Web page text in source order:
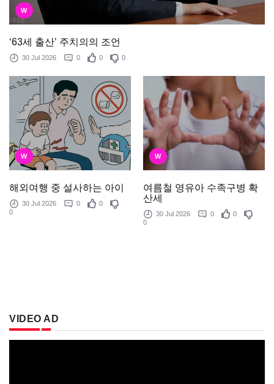
W
‘63세 출산’ 주치의의 조언
30 Jul 2026 0 0 0
W
해외여행 중 설사하는 아이
30 Jul 2026 0
0
0
W
여름철 영유아 수족구병 확
산세
30 Jul 2026 0
0
0
VIDEO AD